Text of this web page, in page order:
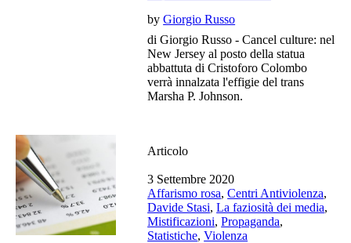
byGiorgio Russo
di Giorgio Russo - Cancel culture: nel
New Jersey al posto della statua
abbattuta di Cristoforo Colombo
verrà innalzata l'effigie del trans
Marsha P. Johnson.
Articolo
3 Settembre 2020
Affarismo rosa,Centri Antiviolenza,
Davide Stasi,La faziosità dei media,
Mistificazioni,Propaganda,
Statistiche,Violenza